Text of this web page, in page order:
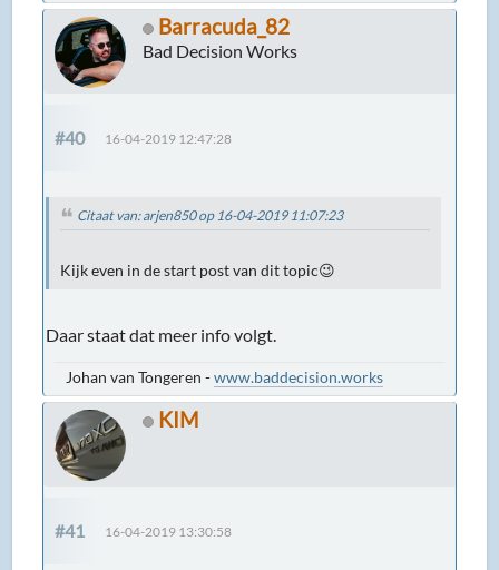
Barracuda_82
Bad Decision Works
#40 16-04-2019 12:47:28
Citaat van: arjen850 op 16-04-2019 11:07:23
Kijk even in de start post van dit topic😉
Daar staat dat meer info volgt.
Johan van Tongeren -www.baddecision.works
KIM
#41 16-04-2019 13:30:58